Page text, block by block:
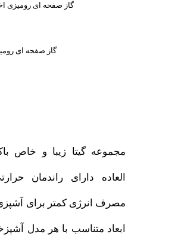
مجموعه گیتا زیبا و خاص
العاده دارای راندمان
مصرف انرژی کمتر برای
ابعاد متناسب با هر مدل